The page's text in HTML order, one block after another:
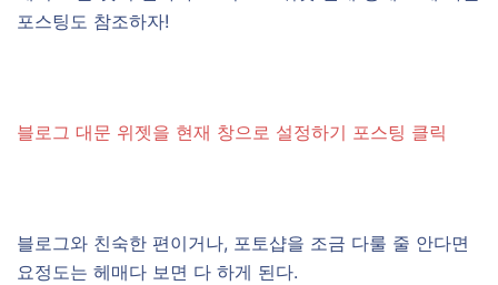
포스팅도 참조하자!
블로그 대문 위젯을 현재 창으로 설정하기 포스팅 클릭
블로그와 친숙한 편이거나, 포토샵을 조금 다룰 줄 안다면
요정도는 헤매다 보면 다 하게 된다.